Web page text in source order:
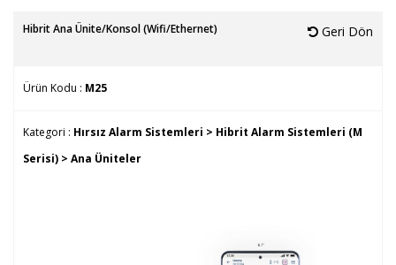
Hibrit Ana Ünite/Konsol (Wifi/Ethernet) Geri Dön
Ürün Kodu : M25
Kategori : Hırsız Alarm Sistemleri > Hibrit Alarm Sistemleri (M
Serisi) > Ana Üniteler